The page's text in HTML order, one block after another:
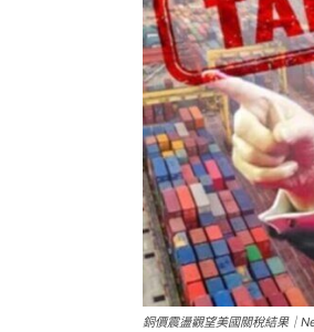
銅價震盪觀望美國關稅結果｜